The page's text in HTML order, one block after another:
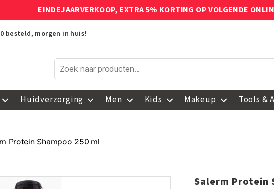
EINDEJAARVERKOOP, EXTRA 5% KORTING OP VOLGENDE
besteld, morgen in huis!
Huidverzorging Men Kids Makeup Tools &
Protein Shampoo 250 ml
Salerm Protein